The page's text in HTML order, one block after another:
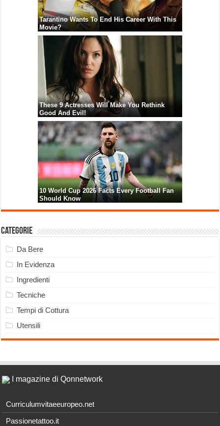
Categorie
Da Bere
In Evidenza
Ingredienti
Tecniche
Tempi di Cottura
Utensili
I magazine di Qonnetwork
Curriculumvitaeeuropeo.net
Passionetattoo.it